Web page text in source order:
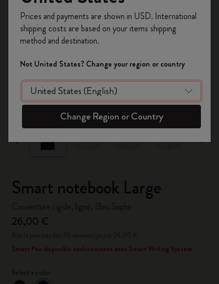
zoom.cta
Smart notebook Large
26,00 €
Smart Pen disponible exclusivement avec Smart Writing System
Select a color
de remise ainsi que de frais de port gratuits
sur votre première commandeen utilisant le
codeWELCOME10.
Créez un compte Moleskine pour accéder à des
offres exclusives, des avantages réservés aux
membres et davantage d’inspiration.
Créer un compte!
Prices and payments are shown in USD. International
shipping costs are based on your items shipping
method and destination.
Not United States? Change your region or country
Change Region or Country